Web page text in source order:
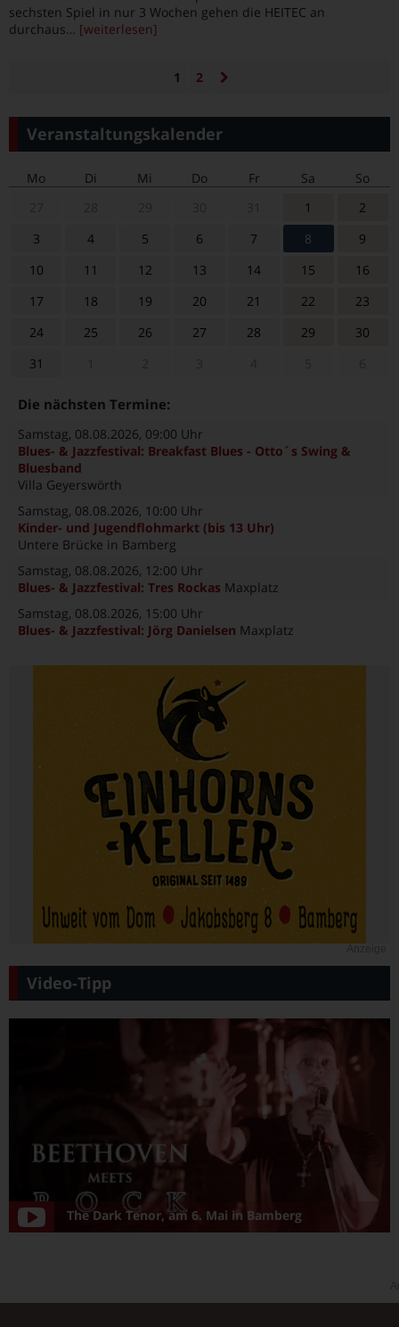
sechsten Spiel in nur 3 Wochen gehen die HEITEC an
durchaus… [weiterlesen]
1 2
Veranstaltungskalender
Mo Di Mi Do Fr Sa
So
1
2
3
4 5 6 7 8
9
10
11 12 13 14 15
16
17
18 19 20 21 22
23
24
25 26 27 28 29
30
31
Die nächsten Termine:
Samstag, 08.08.2026, 09:00 Uhr
Blues- & Jazzfestival: Breakfast Blues - Otto´s Swing &
Bluesband
Villa Geyerswörth
Samstag, 08.08.2026, 10:00 Uhr
Kinder- und Jugendflohmarkt (bis 13 Uhr)
Untere Brücke in Bamberg
Samstag, 08.08.2026, 12:00 Uhr
Blues- & Jazzfestival: Tres Rockas Maxplatz
Samstag, 08.08.2026, 15:00 Uhr
Blues- & Jazzfestival: Jörg Danielsen Maxplatz
Video-Tipp
The Dark Tenor, am 6. Mai in Bamberg